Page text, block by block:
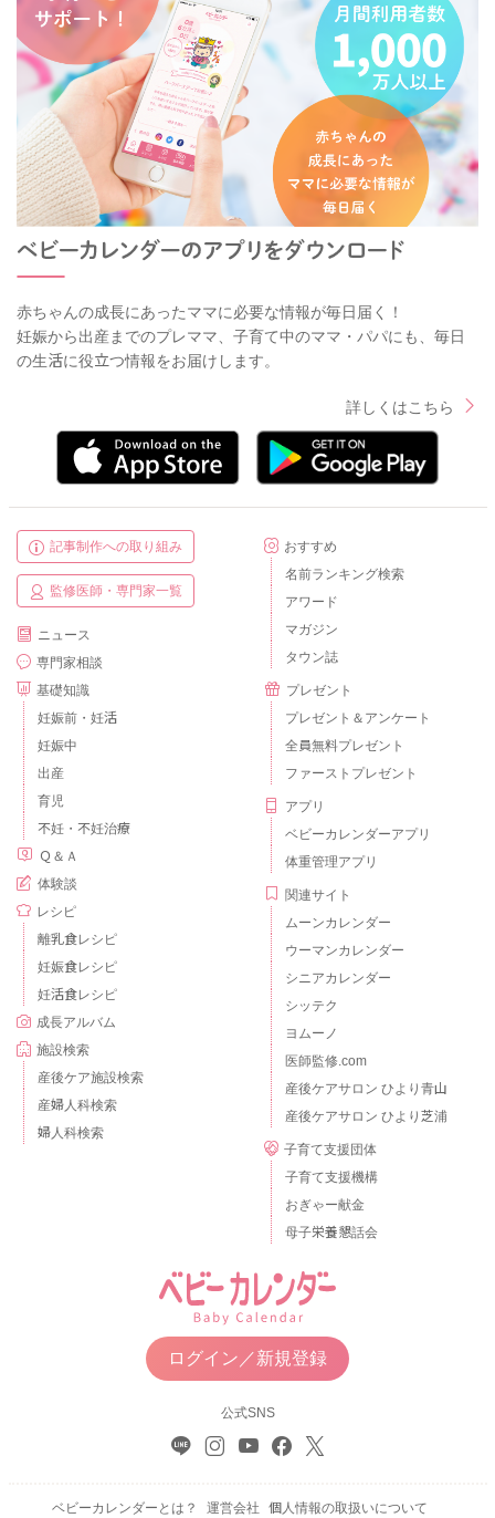
赤ちゃんの成長にあったママに必要な情報が毎日届く！
妊娠から出産までのプレママ、子育て中のママ・パパにも、毎日
の生活に役立つ情報をお届けします。
詳しくはこちら
記事制作への取り組み
監修医師・専門家一覧
ニュース
専門家相談
基礎知識
妊娠前・妊活
妊娠中
出産
育児
不妊・不妊治療
Ｑ＆Ａ
体験談
レシピ
離乳食レシピ
妊娠食レシピ
妊活食レシピ
成長アルバム
施設検索
産後ケア施設検索
産婦人科検索
婦人科検索
おすすめ
名前ランキング検索
アワード
マガジン
タウン誌
プレゼント
プレゼント＆アンケート
全員無料プレゼント
ファーストプレゼント
アプリ
ベビーカレンダーアプリ
体重管理アプリ
関連サイト
ムーンカレンダー
ウーマンカレンダー
シニアカレンダー
シッテク
ヨムーノ
医師監修.com
産後ケアサロン ひより青山
産後ケアサロン ひより芝浦
子育て支援団体
子育て支援機構
おぎゃー献金
母子栄養懇話会
ログイン／新規登録
公式SNS
ベビーカレンダーとは？ 運営会社 個人情報の取扱いについて